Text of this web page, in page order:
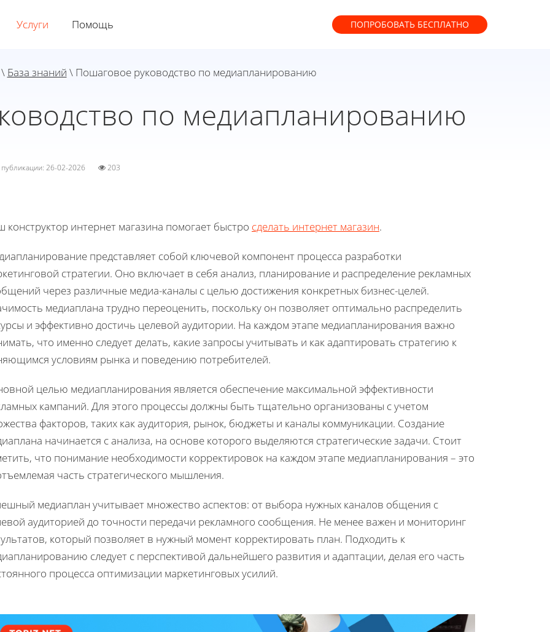
Услуги Помощь ПОПРОБОВАТЬ БЕСПЛАТНО
База знаний \ Пошаговое руководство по медиапланированию
по медиапланированию
публикации: 26-02-2026 203
конструктор интернет магазина помогает быстро сделать интернет магазин.
представляет собой ключевой компонент процесса разработки
стратегии. Оно включает в себя анализ, планирование и распределение рекламных
через различные медиа-каналы с целью достижения конкретных бизнес-целей.
медиаплана трудно переоценить, поскольку он позволяет оптимально распределить
и эффективно достичь целевой аудитории. На каждом этапе медиапланирования важно
что именно следует делать, какие запросы учитывать и как адаптировать стратегию к
условиям рынка и поведению потребителей.
целью медиапланирования является обеспечение максимальной эффективности
кампаний. Для этого процессы должны быть тщательно организованы с учетом
факторов, таких как аудитория, рынок, бюджеты и каналы коммуникации. Создание
начинается с анализа, на основе которого выделяются стратегические задачи. Стоит
что понимание необходимости корректировок на каждом этапе медиапланирования – это
часть стратегического мышления.
медиаплан учитывает множество аспектов: от выбора нужных каналов общения с
аудиторией до точности передачи рекламного сообщения. Не менее важен и мониторинг
который позволяет в нужный момент корректировать план. Подходить к
следует с перспективой дальнейшего развития и адаптации, делая его часть
процесса оптимизации маркетинговых усилий.